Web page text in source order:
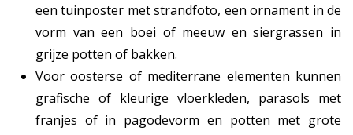
een tuinposter met strandfoto, een ornament in de
vorm van een boei of meeuw en siergrassen in
grijze potten of bakken.
Voor oosterse of mediterrane elementen kunnen
grafische of kleurige vloerkleden, parasols met
franjes of in pagodevorm en potten met grote